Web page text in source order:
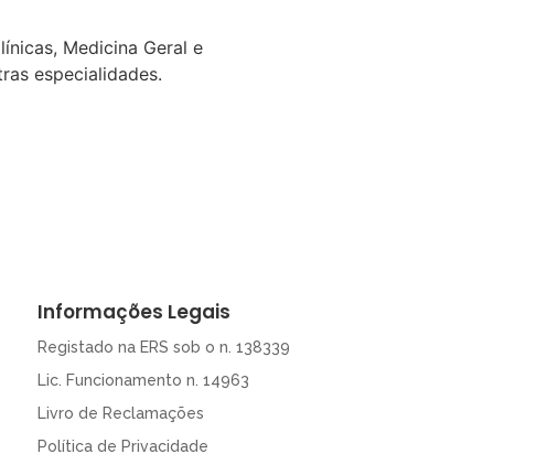
Medicina Geral e
especialidades.
Informações Legais
Registado na ERS sob o n. 138339
Lic. Funcionamento n. 14963
Livro de Reclamações
Política de Privacidade